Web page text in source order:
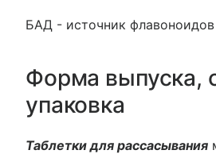
БАД - источник
Форма выпуска,
упаковка
Таблетки для рассасывания